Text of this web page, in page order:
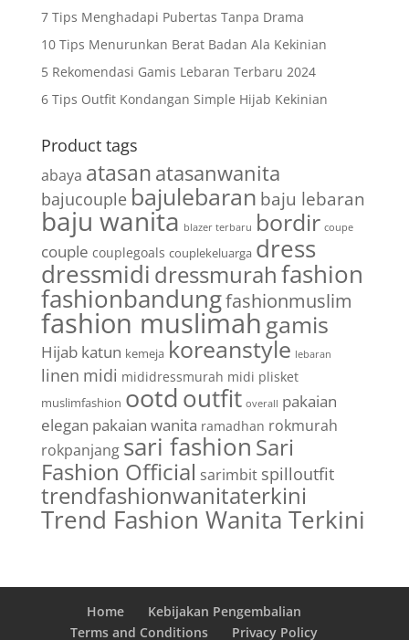
7 Tips Menghadapi Pubertas Tanpa Drama
10 Tips Menurunkan Berat Badan Ala Kekinian
5 Rekomendasi Gamis Lebaran Terbaru 2024
6 Tips Outfit Kondangan Simple Hijab Kekinian
Product tags
abaya atasan atasanwanita
bajucouple bajulebaran baju lebaran
baju wanita blazer terbaru bordir coupe
couple couplegoals couplekeluarga dress
dressmidi dressmurahfashion
fashionbandungfashionmuslim
fashion muslimah gamis
Hijab katun kemeja koreanstyle lebaran
linen midi mididressmurah midi plisket
muslimfashion ootd outfit overall pakaian
elegan pakaian wanita ramadhan rokmurah
rokpanjang sari fashion Sari
Fashion Official sarimbit spilloutfit
trendfashionwanitaterkini
Trend Fashion Wanita Terkini
Home
Kebijakan Pengembalian
Terms and Conditions
Privacy Policy